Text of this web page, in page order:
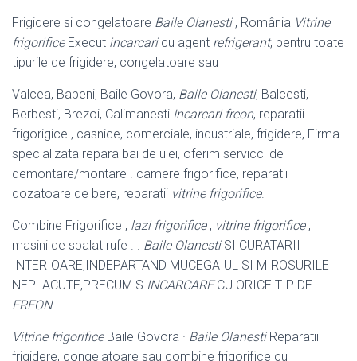
Frigidere si congelatoare Baile Olanesti, România Vitrine
frigorificeExecut incarcaricu agent refrigerant, pentru toate
tipurile de frigidere, congelatoare sau
Valcea, Babeni, Baile Govora, Baile Olanesti, Balcesti,
Berbesti, Brezoi, Calimanesti Incarcari freon, reparatii
frigorigice , casnice, comerciale, industriale, frigidere, Firma
specializata repara bai de ulei, oferim servicci de
demontare/montare . camere frigorifice, reparatii
dozatoare de bere, reparatii vitrine frigorifice.
Combine Frigorifice , lazi frigorifice, vitrine frigorifice,
masini de spalat rufe . . Baile OlanestiSI CURATARII
INTERIOARE,INDEPARTAND MUCEGAIUL SI MIROSURILE
NEPLACUTE,PRECUM S INCARCARECU ORICE TIP DE
FREON.
Vitrine frigorificeBaile Govora · Baile OlanestiReparatii
frigidere, congelatoare sau combine frigorifice cu